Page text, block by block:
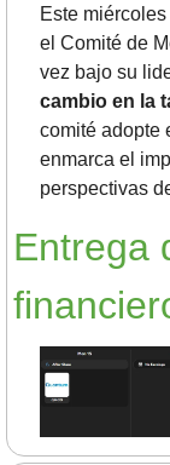
Este
el Comité de
vez bajo su
cambio en la
comité adopte
enmarca el
perspectivas
Entrega